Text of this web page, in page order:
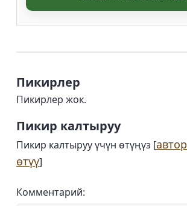
Пикирлер
Пикирлер жок.
Пикир калтыруу
Пикир калтыруу үчүн өтүңүз [
өтүү]
Комментарий: